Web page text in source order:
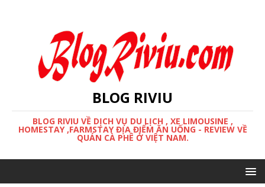
BLOG RIVIU
BLOG RIVIU VỀ DỊCH VỤ DU LỊCH , XE LIMOUSINE ,
HOMESTAY ,FARMSTAY ĐỊA ĐIỂM ĂN UỐNG - REVIEW VỀ
QUÁN CÀ PHÊ Ở VIỆT NAM.